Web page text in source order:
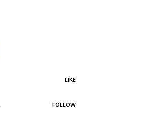
LIKE
FOLLOW